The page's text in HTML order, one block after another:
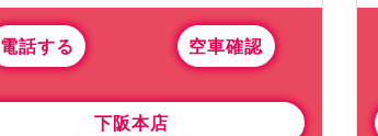
電話する 空車確認
下阪本店